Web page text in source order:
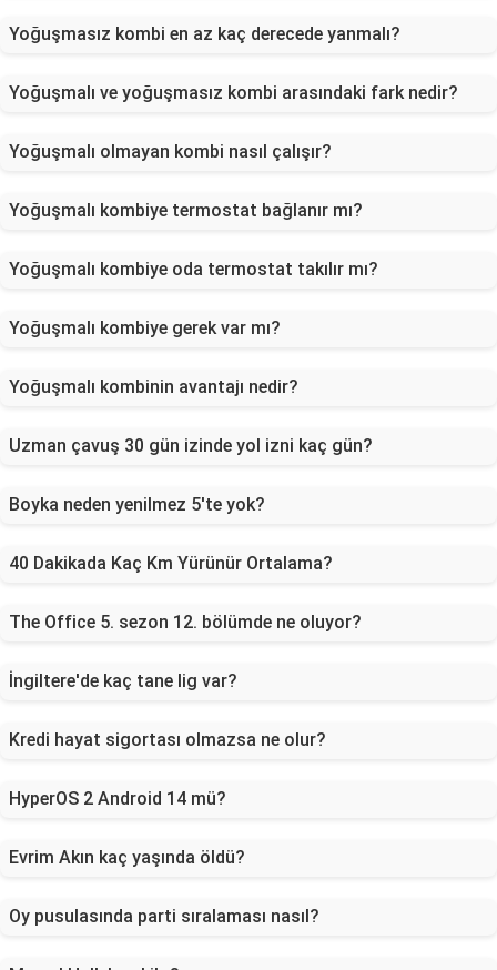
Yoğuşmasız kombi en az kaç derecede yanmalı?
Yoğuşmalı ve yoğuşmasız kombi arasındaki fark nedir?
Yoğuşmalı olmayan kombi nasıl çalışır?
Yoğuşmalı kombiye termostat bağlanır mı?
Yoğuşmalı kombiye oda termostat takılır mı?
Yoğuşmalı kombiye gerek var mı?
Yoğuşmalı kombinin avantajı nedir?
Uzman çavuş 30 gün izinde yol izni kaç gün?
Boyka neden yenilmez 5'te yok?
40 Dakikada Kaç Km Yürünür Ortalama?
The Office 5. sezon 12. bölümde ne oluyor?
İngiltere'de kaç tane lig var?
Kredi hayat sigortası olmazsa ne olur?
HyperOS 2 Android 14 mü?
Evrim Akın kaç yaşında öldü?
Oy pusulasında parti sıralaması nasıl?